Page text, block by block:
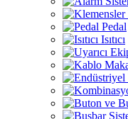
Pedal
Isıtıcı